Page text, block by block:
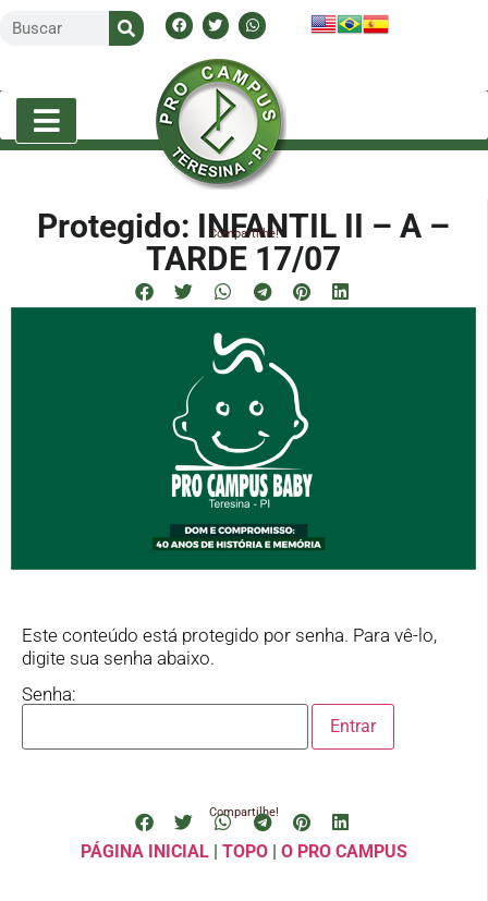
Protegido: INFANTIL II – A –
TARDE 17/07
Compartilhe!
Este conteúdo está protegido por senha. Para vê-lo,
digite sua senha abaixo.
Senha:
Compartilhe!
PÁGINA INICIAL| TOPO| O PRO CAMPUS